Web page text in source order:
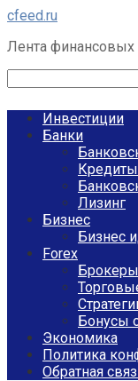
Перейти
контенту
cfeed.ru
Лента финансовых
Инвестиции
Банки
Кредиты
Лизинг
Бизнес
Бизнес
Forex
Бонусы
Экономика
Политика
Обратная